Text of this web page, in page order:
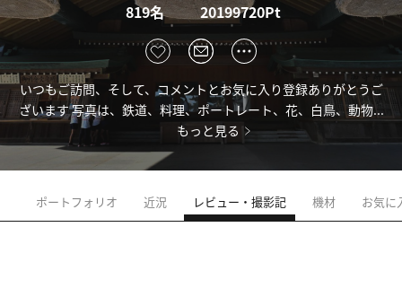
819名 20199720Pt
いつもご訪問、そして、コメントとお気に入り登録ありがとうご
ざいます 写真は、鉄道、料理、ポートレート、花、白鳥、動物...
もっと見る
ポートフォリオ 近況 レビュー・撮影記 機材 お気に